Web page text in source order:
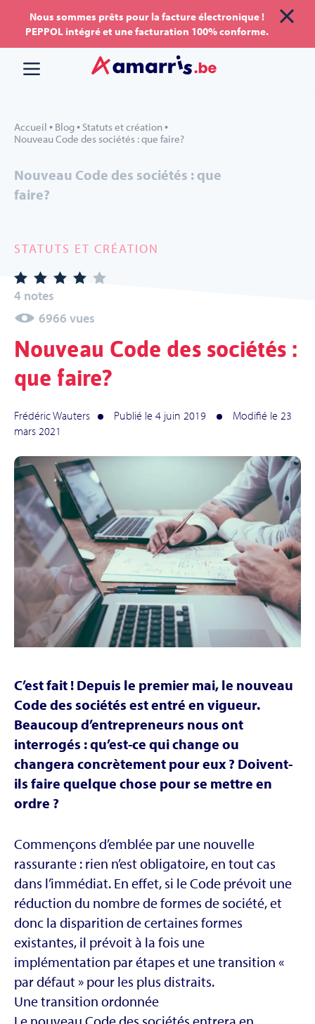
Aller
au
Aller au
contenu
Nous sommes prêts pour la facture électronique !
PEPPOL intégré et une facturation 100% conforme.
Accueil • Blog• Statuts et création•
Nouveau Code des sociétés : que faire?
Nouveau Code des sociétés : que
faire?
STATUTS ET CRÉATION
4 notes
6966 vues
Nouveau Code des sociétés :
que faire?
Frédéric Wauters Publié le 4 juin 2019
Modifié le 23
mars 2021
C’est fait ! Depuis le premier mai, le nouveau
Code des sociétés est entré en vigueur.
Beaucoup d’entrepreneurs nous ont
interrogés : qu’est-ce qui change ou
changera concrètement pour eux ? Doivent-
ils faire quelque chose pour se mettre en
ordre ?
Commençons d’emblée par une nouvelle
rassurante : rien n’est obligatoire, en tout cas
dans l’immédiat. En effet, si le Code prévoit une
réduction du nombre de formes de société, et
donc la disparition de certaines formes
existantes, il prévoit à la fois une
implémentation par étapes et une transition «
par défaut » pour les plus distraits.
Une transition ordonnée